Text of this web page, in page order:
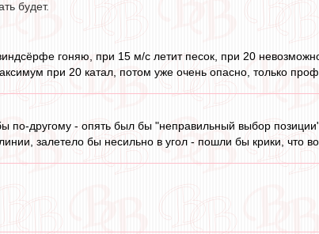
будет.
гоняю, при 15 м/с летит песок, при 20
при 20 катал, потом уже очень опасно, только
по-другому - опять был бы "неправильный выбор
залетело бы несильно в угол - пошли бы крики, что